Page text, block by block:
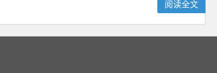
阅读全文